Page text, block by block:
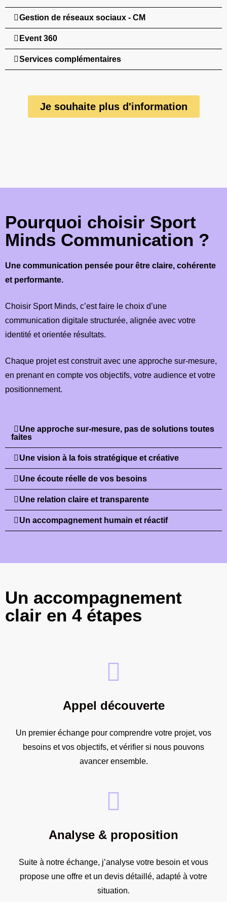
Gestion de réseaux sociaux - CM
Event 360
Services complémentaires
Je souhaite plus d'information
Pourquoi choisir Sport
Minds Communication ?
Une communication pensée pour être claire, cohérente
et performante.
Choisir Sport Minds, c’est faire le choix d’une
communication digitale structurée, alignée avec votre
identité et orientée résultats.
Chaque projet est construit avec une approche sur-mesure,
en prenant en compte vos objectifs, votre audience et votre
positionnement.
Une approche sur-mesure, pas de solutions toutes
faites
Une vision à la fois stratégique et créative
Une écoute réelle de vos besoins
Une relation claire et transparente
Un accompagnement humain et réactif
Un accompagnement
clair en 4 étapes
Appel découverte
Un premier échange pour comprendre votre projet, vos
besoins et vos objectifs, et vérifier si nous pouvons
avancer ensemble.
Analyse & proposition
Suite à notre échange, j’analyse votre besoin et vous
propose une offre et un devis détaillé, adapté à votre
situation.